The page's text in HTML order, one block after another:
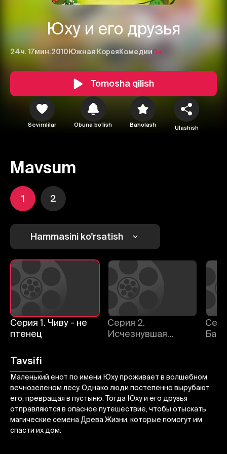
Юху и его друзья
24ч. 17мин.2010 Южная Корея Комедии0+
Tomosha qilish
Sevimlilar Obuna boʻlish Baholash Ulashish
Mavsum
1 2
Hammasini ko'rsatish
Серия 1. Чиву - не
птенец
Серия 2.
Исчезнувшая
Tavsifi
Маленький енот по имени Юху проживает в волшебном
вечнозеленом лесу. Однако люди постепенно вырубают
его, превращая в пустыню. Тогда Юху и его друзья
отправляются в опасное путешествие, чтобы отыскать
магические семена Древа Жизни, которые помогут им
спасти их дом.
1 2
Yuborish